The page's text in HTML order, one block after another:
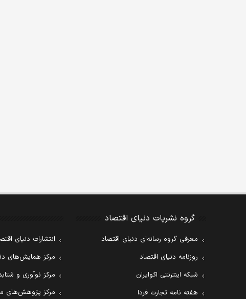
گروه نشریات دنیای اقتصاد
معرفی گروه رسانه‌ای دنیای اقتصاد
روزنامه دنیای اقتصاد
شبکه اینترنتی اکوایران
هفته نامه تجارت فردا
انتشارات دنیای
مرکز همایش‌های
مرکز نوآوری و
مرکز پژوهش‌های